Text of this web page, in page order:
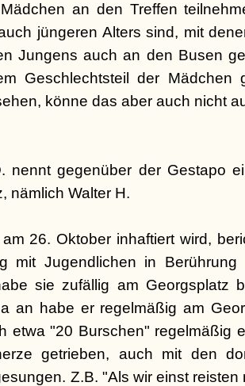
an den Treffen
jüngeren Alters sind, mit
Jungens auch an den Busen
Geschlechtsteil der Mädchen
könne das aber auch nicht
nennt gegenüber der Gestapo
nämlich Walter H.
26. Oktober inhaftiert wird,
mit Jugendlichen in
sie zufällig am Georgsplatz
an habe er regelmäßig am
etwa "20 Burschen" regelmäßig
getrieben, auch mit den
Z.B. "Als wir einst